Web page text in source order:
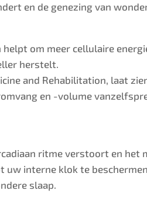
en de genezing van
om meer cellulaire
herstelt.
and Rehabilitation, laat
en -volume
ritme verstoort en het
interne klok te
slaap.